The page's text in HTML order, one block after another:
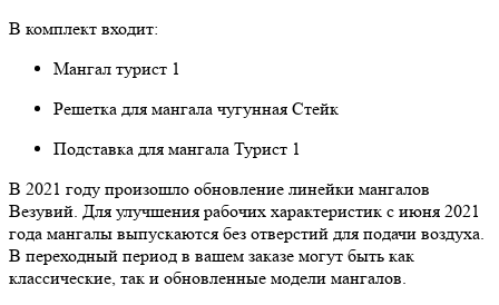
В комплект входит:
Мангал турист 1
Решетка для мангала чугунная Стейк
Подставка для мангала Турист 1
В 2021 году произошло обновление линейки мангалов
Везувий. Для улучшения рабочих характеристик с июня 2021
года мангалы выпускаются без отверстий для подачи воздуха.
В переходный период в вашем заказе могут быть как
классические, так и обновленные модели мангалов.